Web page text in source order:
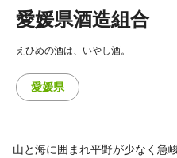
愛媛県酒造組合
えひめの酒は、いやし酒。
愛媛県
山と海に囲まれ平野が少なく急